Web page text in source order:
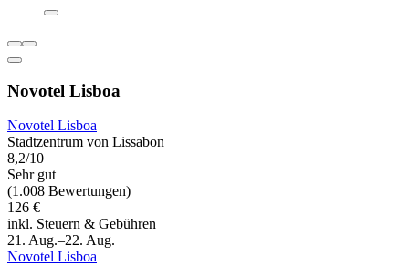
Novotel Lisboa
Novotel Lisboa
Stadtzentrum von Lissabon
8,2/10
Sehr gut
(1.008 Bewertungen)
126 €
inkl. Steuern & Gebühren
21. Aug.–22. Aug.
Novotel Lisboa